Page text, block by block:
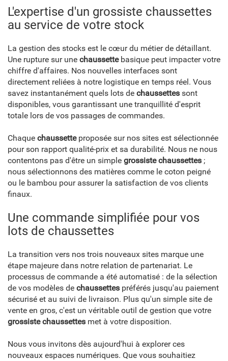
L'expertise d'un grossiste chaussettes
au service de votre stock
La gestion des stocks est le cœur du métier de détaillant.
Une rupture sur une chaussettebasique peut impacter votre
chiffre d'affaires. Nos nouvelles interfaces sont
directement reliées à notre logistique en temps réel. Vous
savez instantanément quels lots de chaussettes sont
disponibles, vous garantissant une tranquillité d'esprit
totale lors de vos passages de commandes.
Chaque chaussetteproposée sur nos sites est sélectionnée
pour son rapport qualité-prix et sa durabilité. Nous ne nous
contentons pas d'être un simple grossiste chaussettes ;
nous sélectionnons des matières comme le coton peigné
ou le bambou pour assurer la satisfaction de vos clients
finaux.
Une commande simplifiée pour vos
lots de chaussettes
La transition vers nos trois nouveaux sites marque une
étape majeure dans notre relation de partenariat. Le
processus de commande a été automatisé : de la sélection
de vos modèles de chaussettes préférés jusqu'au paiement
sécurisé et au suivi de livraison. Plus qu'un simple site de
vente en gros, c'est un véritable outil de gestion que votre
grossiste chaussettes met à votre disposition.
Nous vous invitons dès aujourd'hui à explorer ces
nouveaux espaces numériques. Que vous souhaitiez